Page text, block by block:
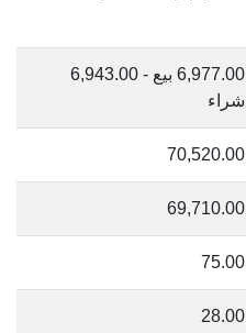
6,977.00 بيع - 6,943.00
شراء
70,520.00
69,710.00
75.00
28.00